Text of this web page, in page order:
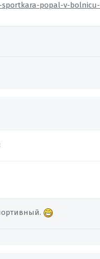
popal-v-